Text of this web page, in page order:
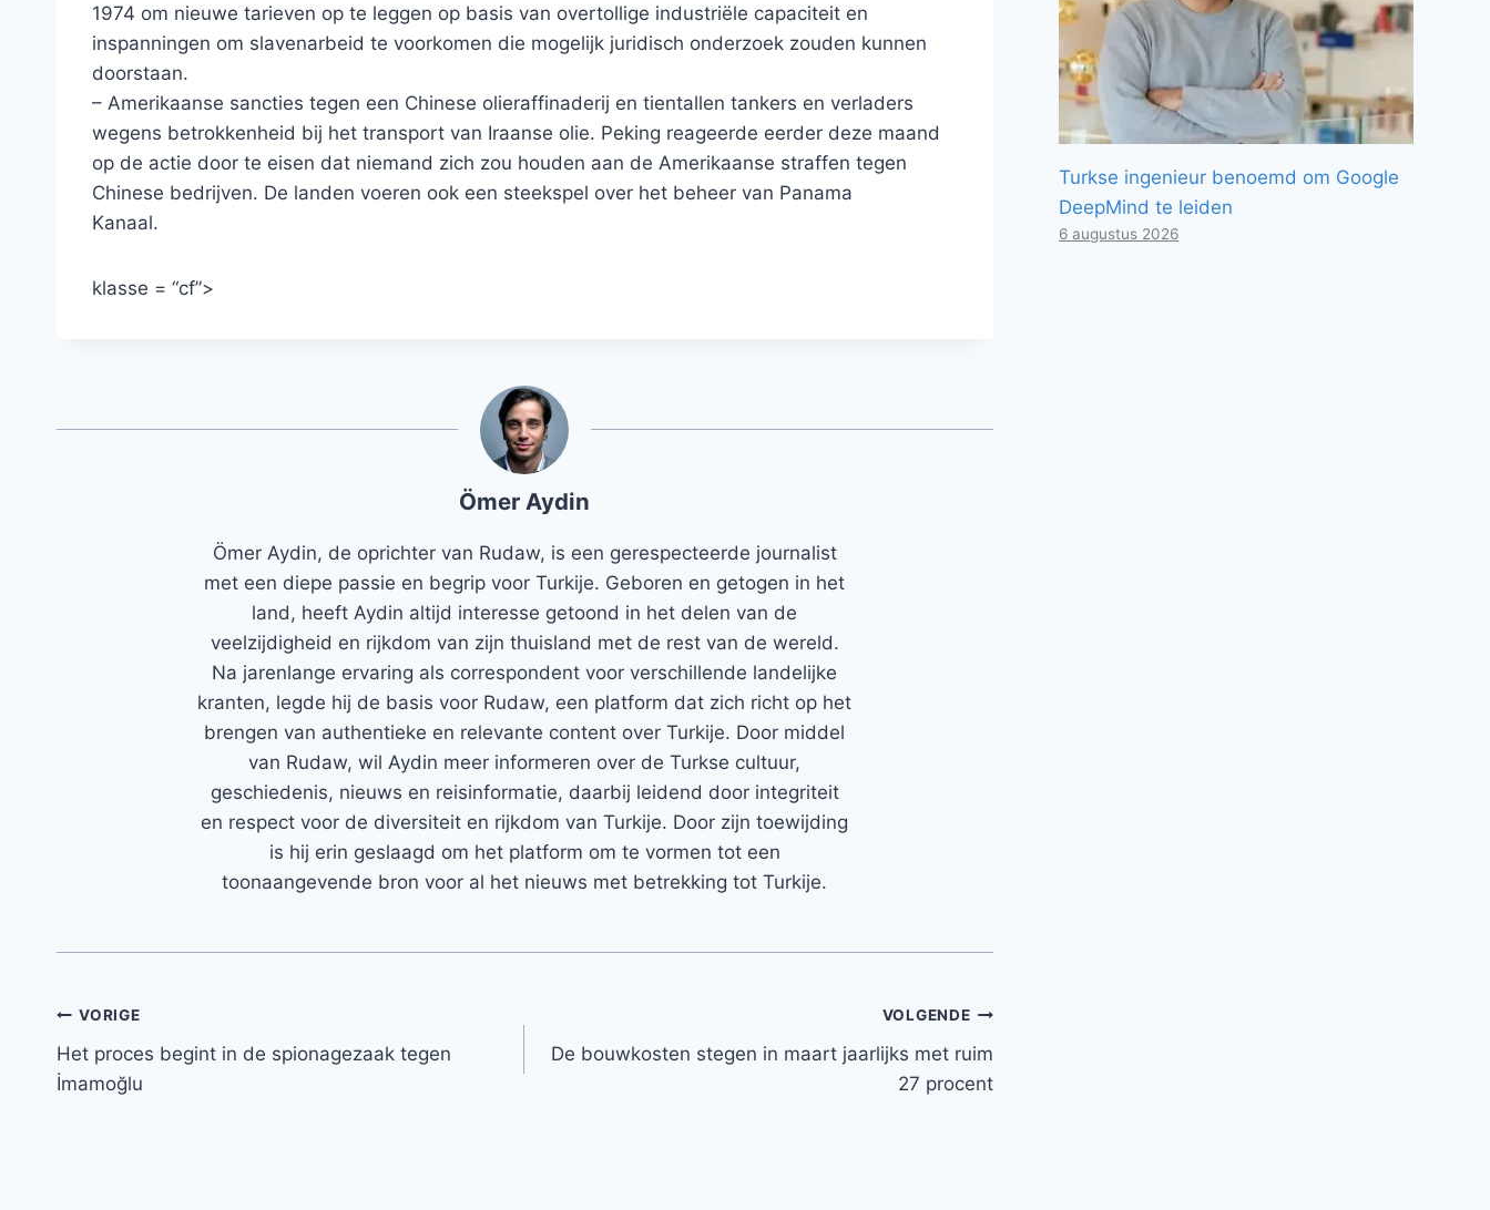
1974 om nieuwe tarieven op te leggen op basis van overtollige industriële capaciteit en
inspanningen om slavenarbeid te voorkomen die mogelijk juridisch onderzoek zouden kunnen
doorstaan.
– Amerikaanse sancties tegen een Chinese olieraffinaderij en tientallen tankers en verladers
wegens betrokkenheid bij het transport van Iraanse olie. Peking reageerde eerder deze maand
op de actie door te eisen dat niemand zich zou houden aan de Amerikaanse straffen tegen
Chinese bedrijven. De landen voeren ook een steekspel over het beheer van Panama
Kanaal.
klasse = “cf”>
Ömer Aydin
Ömer Aydin, de oprichter van Rudaw, is een gerespecteerde journalist
met een diepe passie en begrip voor Turkije. Geboren en getogen in het
land, heeft Aydin altijd interesse getoond in het delen van de
veelzijdigheid en rijkdom van zijn thuisland met de rest van de wereld.
Na jarenlange ervaring als correspondent voor verschillende landelijke
kranten, legde hij de basis voor Rudaw, een platform dat zich richt op het
brengen van authentieke en relevante content over Turkije. Door middel
van Rudaw, wil Aydin meer informeren over de Turkse cultuur,
geschiedenis, nieuws en reisinformatie, daarbij leidend door integriteit
en respect voor de diversiteit en rijkdom van Turkije. Door zijn toewijding
is hij erin geslaagd om het platform om te vormen tot een
toonaangevende bron voor al het nieuws met betrekking tot Turkije.
Bericht
navigatie
VORIGE
Het proces begint in de spionagezaak tegen
İmamoğlu
VOLGENDE
De bouwkosten stegen in maart jaarlijks met ruim
27 procent
Turkse ingenieur benoemd om Google
DeepMind te leiden
6 augustus 2026